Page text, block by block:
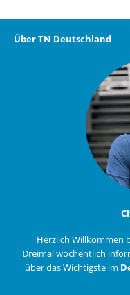
Über TN Deutschland
Herzlich Willkommen
Dreimal wöchentlich
über das Wichtigste im